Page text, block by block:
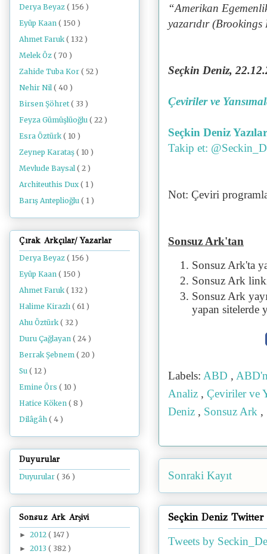
“Amerikan
yazarıdır
Seçkin Deniz, 22
Çeviriler ve
Seçkin Deniz
Takip et:
Not: Çeviri
Sonsuz Ark'tan
Sonsuz Ark'ta
Sonsuz Ark
Sonsuz Ark
yapan sitelerde
Labels: ABD ,
Analiz , Çeviriler ve
Deniz , Sonsuz Ark ,
Sonraki Kayıt
Seçkin Deniz Twitter
Tweets by
Derya Beyaz ( 156 )
Eyüp Kaan ( 150 )
Ahmet Faruk ( 132 )
Melek Öz ( 70 )
Zahide Tuba Kor ( 52 )
Nehir Nil ( 40 )
Birsen Şöhret ( 33 )
Feyza Gümüşlüoğlu ( 22 )
Esra Öztürk ( 10 )
Zeynep Karataş ( 10 )
Mevlude Baysal ( 2 )
Architeuthis Dux ( 1 )
Barış Anteplioğlu ( 1 )
Çırak Arkçılar/ Yazarlar
Derya Beyaz ( 156 )
Eyüp Kaan ( 150 )
Ahmet Faruk ( 132 )
Halime Kirazlı ( 61 )
Ahu Öztürk ( 32 )
Duru Çağlayan ( 24 )
Berrak Şebnem ( 20 )
Su ( 12 )
Emine Örs ( 10 )
Hatice Köken ( 8 )
Dilâgâh ( 4 )
Duyurular
Duyurular ( 36 )
Sonsuz Ark Arşivi
► 2012 ( 147 )
► 2013 ( 382 )